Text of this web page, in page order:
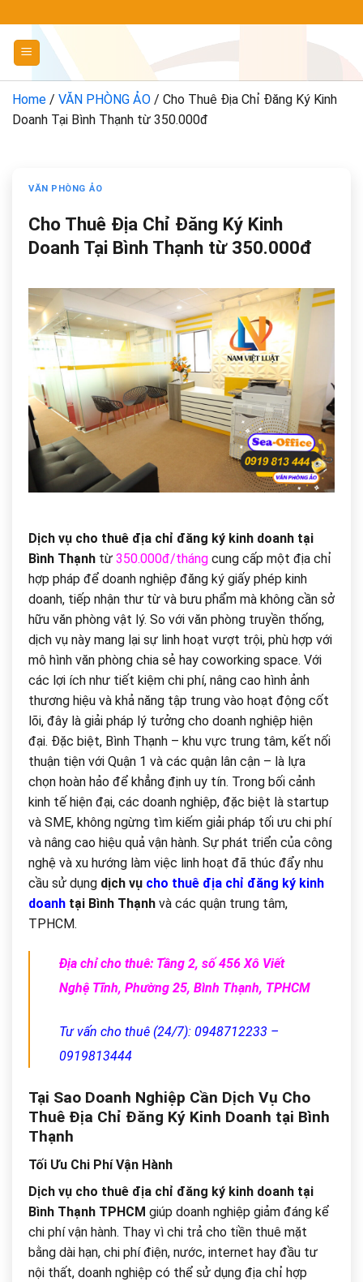
đến
dung
Home / VĂN PHÒNG ẢO / Cho Thuê Địa Chỉ Đăng Ký Kinh
Doanh Tại Bình Thạnh từ 350.000đ
VĂN PHÒNG ẢO
Cho Thuê Địa Chỉ Đăng Ký Kinh
Doanh Tại Bình Thạnh từ 350.000đ
Dịch vụ cho thuê địa chỉ đăng ký kinh doanh tại
Bình Thạnh từ 350.000đ/tháng cung cấp một địa chỉ
hợp pháp để doanh nghiệp đăng ký giấy phép kinh
doanh, tiếp nhận thư từ và bưu phẩm mà không cần sở
hữu văn phòng vật lý. So với văn phòng truyền thống,
dịch vụ này mang lại sự linh hoạt vượt trội, phù hợp với
mô hình văn phòng chia sẻ hay coworking space. Với
các lợi ích như tiết kiệm chi phí, nâng cao hình ảnh
thương hiệu và khả năng tập trung vào hoạt động cốt
lõi, đây là giải pháp lý tưởng cho doanh nghiệp hiện
đại. Đặc biệt, Bình Thạnh – khu vực trung tâm, kết nối
thuận tiện với Quận 1 và các quận lân cận – là lựa
chọn hoàn hảo để khẳng định uy tín. Trong bối cảnh
kinh tế hiện đại, các doanh nghiệp, đặc biệt là startup
và SME, không ngừng tìm kiếm giải pháp tối ưu chi phí
và nâng cao hiệu quả vận hành. Sự phát triển của công
nghệ và xu hướng làm việc linh hoạt đã thúc đẩy nhu
cầu sử dụng dịch vụ cho thuê địa chỉ đăng ký kinh
doanh tại Bình Thạnh và các quận trung tâm,
TPHCM.
Địa chỉ cho thuê: Tầng 2, số 456 Xô Viết
Nghệ Tĩnh, Phường 25, Bình Thạnh, TPHCM
Tư vấn cho thuê (24/7): 0948712233 –
0919813444
Tại Sao Doanh Nghiệp Cần Dịch Vụ Cho
Thuê Địa Chỉ Đăng Ký Kinh Doanh tại Bình
Thạnh
Tối Ưu Chi Phí Vận Hành
Dịch vụ cho thuê địa chỉ đăng ký kinh doanh tại
Bình Thạnh TPHCM giúp doanh nghiệp giảm đáng kể
chi phí vận hành. Thay vì chi trả cho tiền thuê mặt
bằng dài hạn, chi phí điện, nước, internet hay đầu tư
nội thất, doanh nghiệp có thể sử dụng địa chỉ hợp